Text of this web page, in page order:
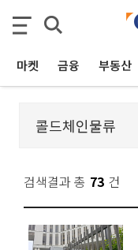
마켓 금융 부동산
검색결과 총 73 건